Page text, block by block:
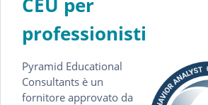
professionisti
Pyramid Educational
Consultants è un
fornitore approvato da